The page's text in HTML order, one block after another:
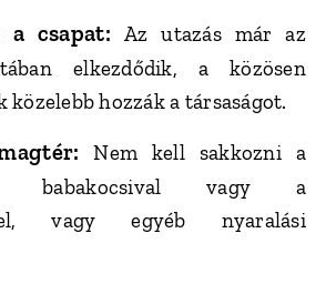
csapat: Az utazás már az
elkezdődik, a közösen
közelebb hozzák a társaságot.
Nem kell sakkozni a
babakocsival vagy a
vagy egyéb nyaralási